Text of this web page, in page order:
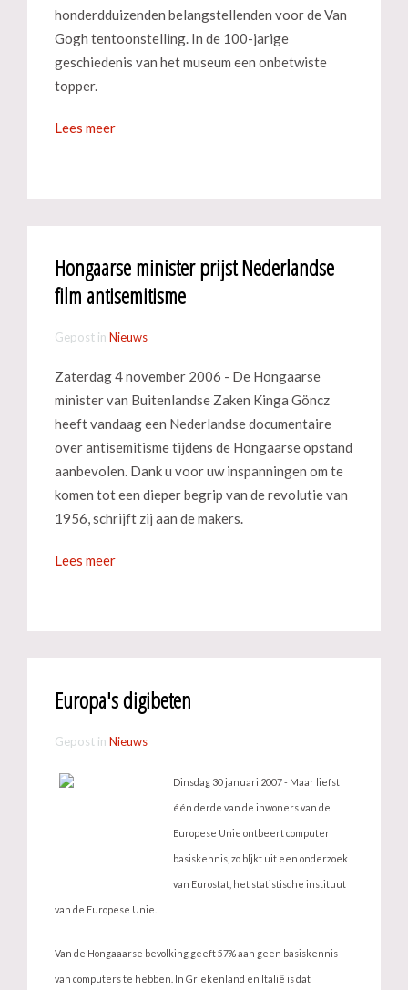
honderdduizenden belangstellenden voor de Van
Gogh tentoonstelling. In de 100-jarige
geschiedenis van het museum een onbetwiste
topper.
Lees meer
Hongaarse minister prijst Nederlandse
film antisemitisme
Gepost in Nieuws
Zaterdag 4 november 2006 - De Hongaarse
minister van Buitenlandse Zaken Kinga Göncz
heeft vandaag een Nederlandse documentaire
over antisemitisme tijdens de Hongaarse opstand
aanbevolen. Dank u voor uw inspanningen om te
komen tot een dieper begrip van de revolutie van
1956, schrijft zij aan de makers.
Lees meer
Europa's digibeten
Gepost in Nieuws
Dinsdag 30 januari 2007 - Maar liefst
één derde van de inwoners van de
Europese Unie ontbeert computer
basiskennis, zo bljkt uit een onderzoek
van Eurostat, het statistische instituut
van de Europese Unie.
Van de Hongaaarse bevolking geeft 57% aan geen basiskennis
van computers te hebben. In Griekenland en Italië is dat